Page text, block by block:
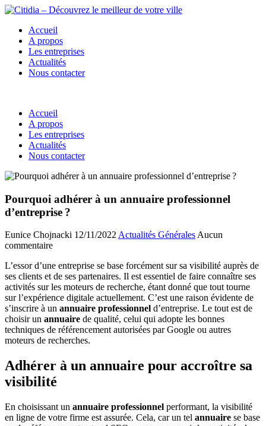
Accueil
A propos
Les entreprises
Actualités
Nous contacter
Accueil
A propos
Les entreprises
Actualités
Nous contacter
Pourquoi adhérer à un annuaire professionnel
d’entreprise ?
Eunice Chojnacki 12/11/2022Actualités GénéralesAucun
commentaire
L’essor d’une entreprise se base forcément sur sa visibilité auprès de
ses clients et de ses partenaires. Il est essentiel de faire connaître ses
activités sur les moteurs de recherche, étant donné que tout tourne
sur l’expérience digitale actuellement. C’est une raison évidente de
s’inscrire à un annuaire professionnel d’entreprise. Le tout est de
choisir un annuaire de qualité, celui qui adopte les bonnes
techniques de référencement autorisées par Google ou autres
moteurs de recherches.
Adhérer à un annuaire pour accroître sa
visibilité
En choisissant un annuaire professionnel performant, la visibilité
en ligne de votre firme est assurée. Cela, car un tel annuaire se base